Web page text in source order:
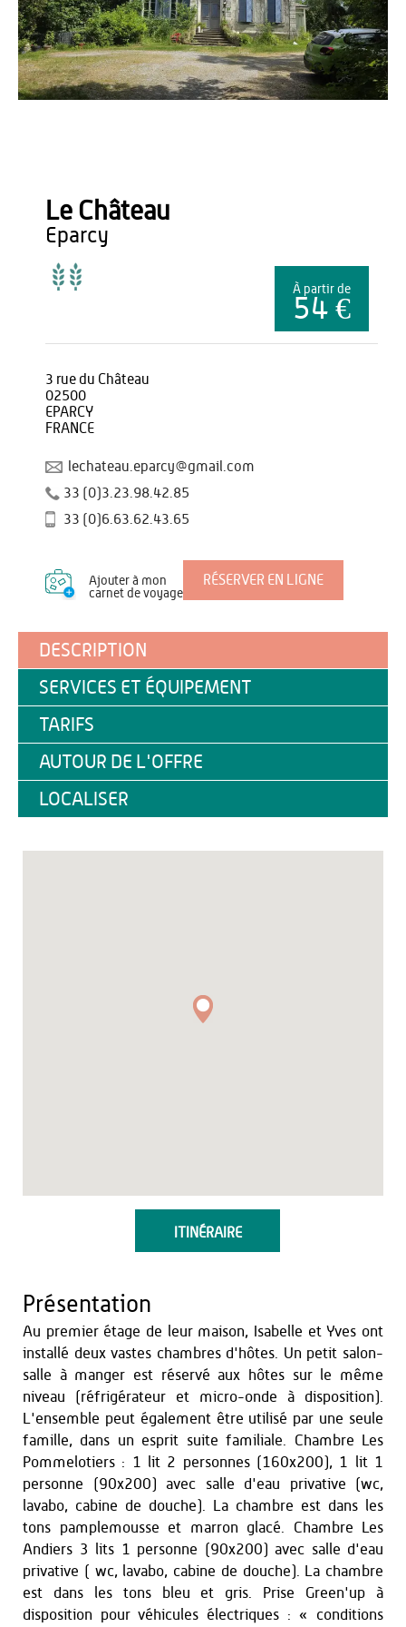
Gîtes de France
Le Château
eparcy
À partir de
54 €
3 rue du Château
02500
EPARCY
FRANCE
lechateau.eparcy@gmail.com
33 (0)3.23.98.42.85
33 (0)6.63.62.43.65
Ajouter à mon
carnet de voyage
RÉSERVER EN LIGNE
DESCRIPTION
SERVICES ET ÉQUIPEMENT
TARIFS
AUTOUR DE L'OFFRE
LOCALISER
ITINÉRAIRE
Présentation
Au premier étage de leur maison, Isabelle et Yves ont
installé deux vastes chambres d'hôtes. Un petit salon-
salle à manger est réservé aux hôtes sur le même
niveau (réfrigérateur et micro-onde à disposition).
L'ensemble peut également être utilisé par une seule
famille, dans un esprit suite familiale. Chambre Les
Pommelotiers : 1 lit 2 personnes (160x200), 1 lit 1
personne (90x200) avec salle d'eau privative (wc,
lavabo, cabine de douche). La chambre est dans les
tons pamplemousse et marron glacé. Chambre Les
Andiers 3 lits 1 personne (90x200) avec salle d'eau
privative ( wc, lavabo, cabine de douche). La chambre
est dans les tons bleu et gris. Prise Green'up à
disposition pour véhicules électriques : « conditions